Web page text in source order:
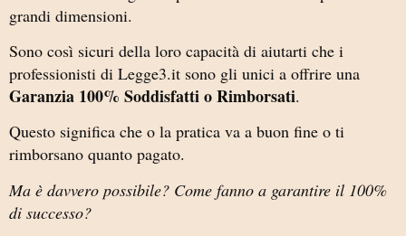
grandi dimensioni.
Sono così sicuri della loro capacità di aiutarti che i
professionisti di Legge3.it sono gli unici a offrire una
Garanzia 100% Soddisfatti o Rimborsati.
Questo significa che o la pratica va a buon fine o ti
rimborsano quanto pagato.
Ma è davvero possibile? Come fanno a garantire il 100%
di successo?